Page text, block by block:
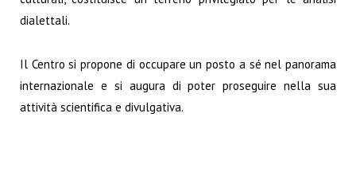
dialettali.
Il Centro si propone di occupare un posto a sé nel panorama
internazionale e si augura di poter proseguire nella sua
attività scientifica e divulgativa.